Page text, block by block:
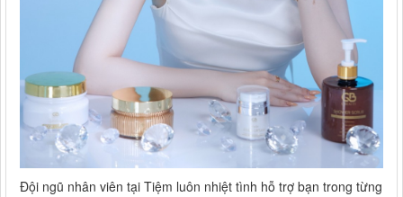
Đội ngũ nhân viên tại Tiệm luôn nhiệt tình hỗ trợ bạn trong từng